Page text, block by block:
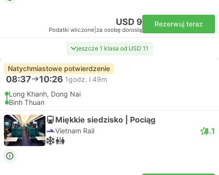
USD 9
Podatki wliczone za osobę dorosłą
Rezerwuj teraz
jeszcze 1 klasa od USD 11
Natychmiastowe potwierdzenie
08:37 10:26 1godz. i 49m
Long Khanh, Dong Nai
Binh Thuan
Miękkie siedzisko | Pociąg
Vietnam Rail 4.1